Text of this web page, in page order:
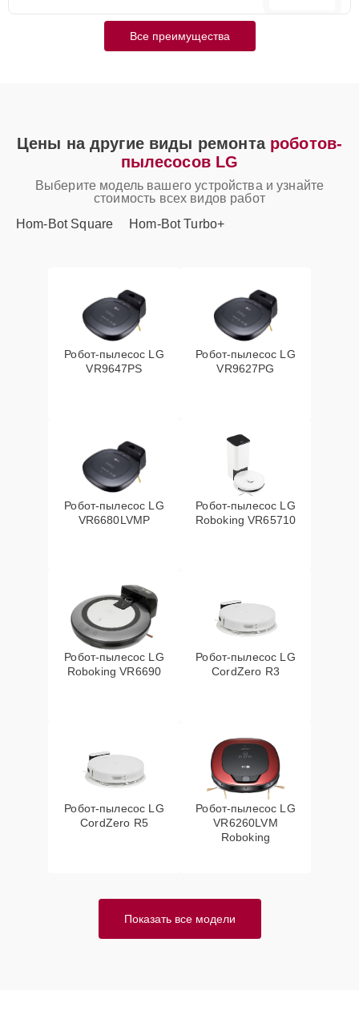
Все преимущества
Цены на другие виды ремонта роботов-
пылесосов LG
Выберите модель вашего устройства и узнайте
стоимость всех видов работ
Hom-Bot Square
Hom-Bot Turbo+
Робот-пылесос LG
VR9647PS
Робот-пылесос LG
VR9627PG
Робот-пылесос LG
VR6680LVMP
Робот-пылесос LG
Roboking VR65710
Робот-пылесос LG
Roboking VR6690
Робот-пылесос LG
CordZero R3
Робот-пылесос LG
CordZero R5
Робот-пылесос LG
VR6260LVM
Roboking
Показать все модели